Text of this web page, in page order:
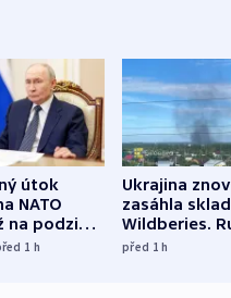
útok
NATO
na podzim,
služby
1 h
Ukrajina
zasáhla
Wildberies.
útočili v
před 1h